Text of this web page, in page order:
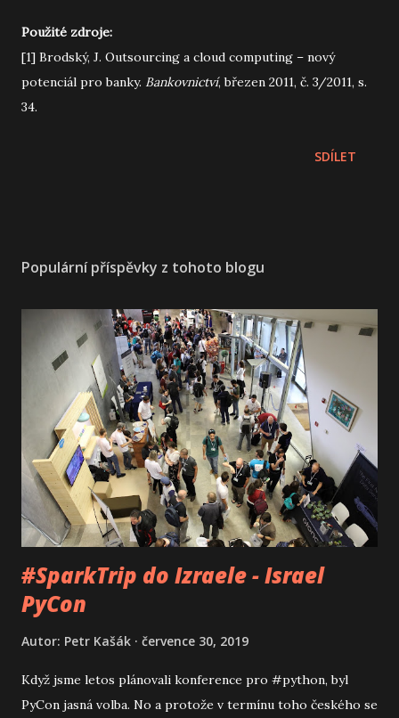
Použité zdroje:
[1] Brodský, J. Outsourcing a cloud computing – nový
potenciál pro banky. Bankovnictví, březen 2011, č. 3/2011, s.
34.
SDÍLET
Populární příspěvky z tohoto blogu
#SparkTrip do Izraele - Israel
PyCon
Autor: Petr Kašák července 30, 2019
Když jsme letos plánovali konference pro #python, byl
PyCon jasná volba. No a protože v termínu toho českého se